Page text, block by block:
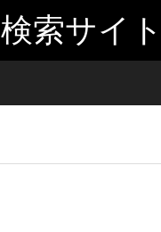
索サイト